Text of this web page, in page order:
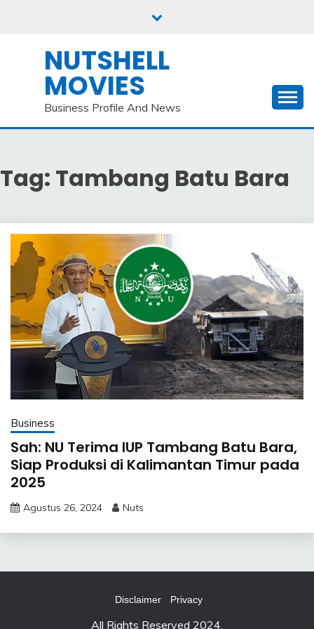
NUTSHELL
MOVIES
Business Profile And News
Tag: Tambang Batu Bara
Business
Sah: NU Terima IUP Tambang Batu Bara,
Siap Produksi di Kalimantan Timur pada
2025
Agustus 26, 2024 Nuts
Disclaimer Privacy
All Rights Reserved 2024.